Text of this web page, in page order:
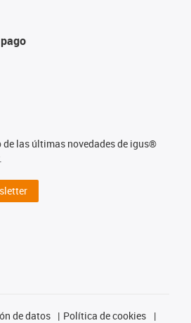
las últimas novedades de igus®
de datos
Política de cookies